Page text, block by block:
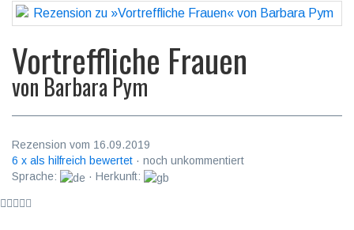
Vortreffliche Frauen
von Barbara Pym
Rezension vom 16.09.2019
6 x als hilfreich bewertet · noch unkommentiert
Sprache:
· Herkunft: